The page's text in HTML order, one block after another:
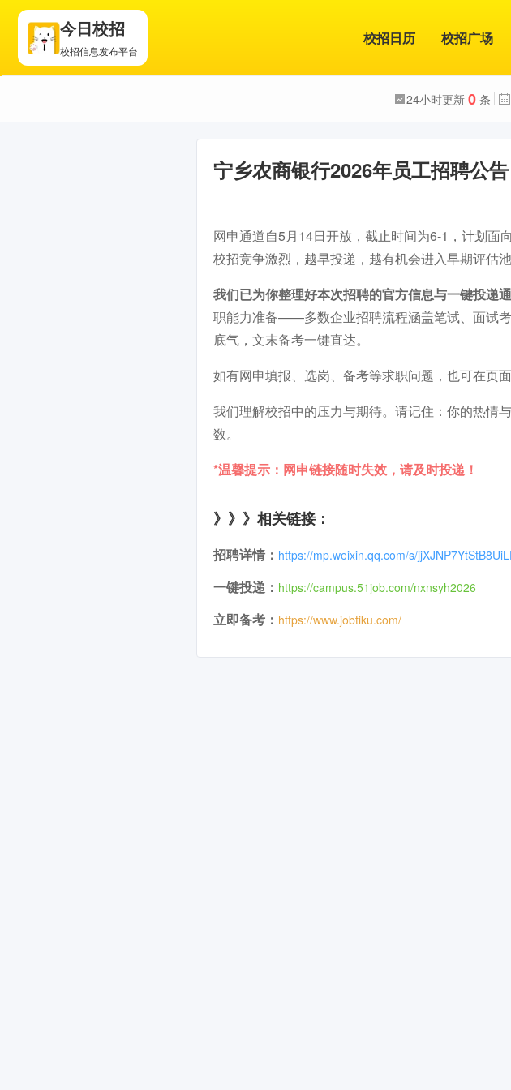
今日校招
校招信息发布平台
校招日历 校招广场
24小时更新 0 条
宁乡农商银行2026年员工招聘公告
网申通道自5月14日开放，截止时间为6-1，计划面
校招竞争激烈，越早投递，越有机会进入早期评估
我们已为你整理好本次招聘的官方信息与一键投递
职能力准备——多数企业招聘流程涵盖笔试、面试
底气，文末备考一键直达。
如有网申填报、选岗、备考等求职问题，也可在页
我们理解校招中的压力与期待。请记住：你的热情
数。
*温馨提示：网申链接随时失效，请及时投递！
》》》相关链接：
招聘详情： https://mp.weixin.qq.com/s/
一键投递： https://campus.51job.com/nxnsyh2026
立即备考： https://www.jobtiku.com/